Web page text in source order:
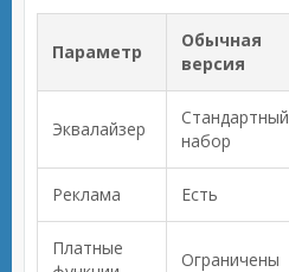
Параметр
Обычная
версия
Эквалайзер
Стандартный
набор
Реклама Есть
Платные
Ограничены